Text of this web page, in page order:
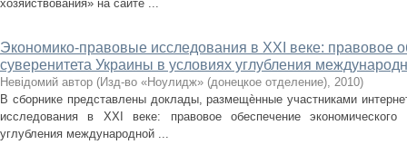
хозяйствования» на сайте ...
Экономико-правовые исследования в XXI веке: правовое
суверенитета Украины в условиях углубления
Невідомий автор (Изд-во «Ноулидж» (донецкое отделение), 2010)
В сборнике представлены доклады, размещѐнные участниками
исследования в XXI веке: правовое обеспечение
углубления международной ...